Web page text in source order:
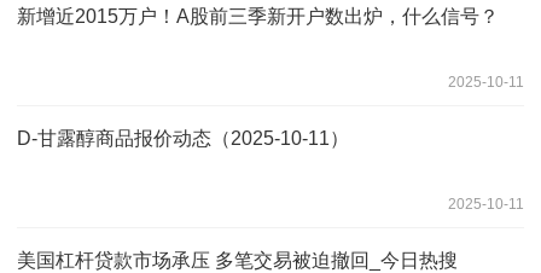
新增近2015万户！A股前三季新开户数出炉，什么信号？
2025-10-11
D-甘露醇商品报价动态（2025-10-11）
2025-10-11
美国杠杆贷款市场承压 多笔交易被迫撤回_今日热搜